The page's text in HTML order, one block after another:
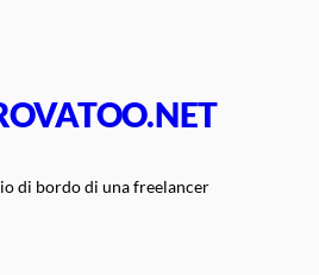
di bordo di una freelancer